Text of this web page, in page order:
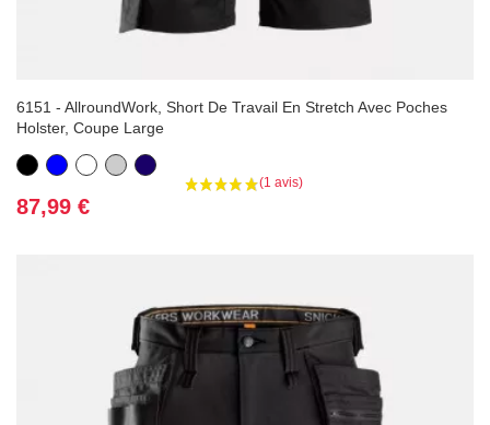
6151 - AllroundWork, Short De Travail En Stretch Avec Poches
Holster, Coupe Large
Noir BleuBlancGris Bleu
Prix
87,99 €